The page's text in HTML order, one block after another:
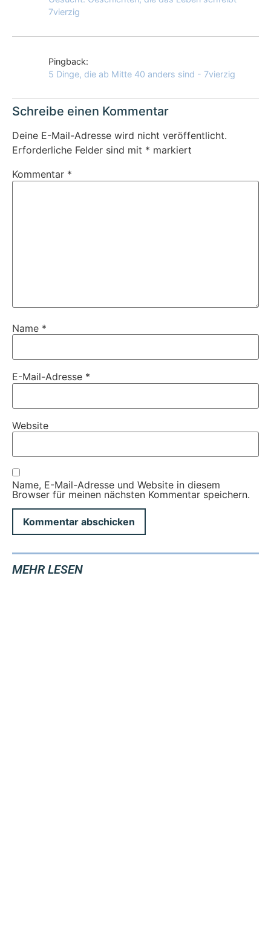
7vierzig
Pingback:
5 Dinge, die ab Mitte 40 anders sind - 7vierzig
Schreibe einen Kommentar
Deine E-Mail-Adresse wird nicht veröffentlicht.
Erforderliche Felder sind mit * markiert
Kommentar *
Name *
E-Mail-Adresse *
Website
Name, E-Mail-Adresse und Website in diesem
Browser für meinen nächsten Kommentar speichern.
MEHR LESEN